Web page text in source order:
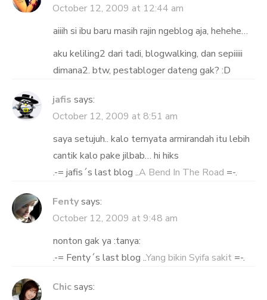
October 12, 2009 at 12:44 am
aiiih si ibu baru masih rajin ngeblog aja, hehehe…
aku keliling2 dari tadi, blogwalking, dan sepiiiii
dimana2. btw, pestabloger dateng gak? :D
jafis says:
October 12, 2009 at 8:51 am
saya setujuh.. kalo ternyata armirandah itu lebih
cantik kalo pake jilbab… hi hiks
.-= jafis´s last blog ..A Bend In The Road =-.
Fentysays:
October 12, 2009 at 9:48 am
nonton gak ya :tanya:
.-= Fenty´s last blog ..Yang bikin Syifa sakit =-.
Chicsays: